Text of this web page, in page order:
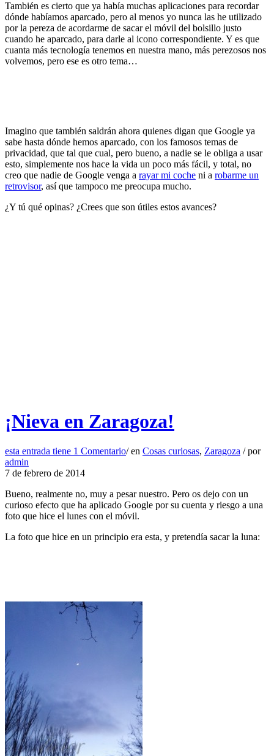
También es cierto que ya había muchas aplicaciones para recordar
dónde habíamos aparcado, pero al menos yo nunca las he utilizado
por la pereza de acordarme de sacar el móvil del bolsillo justo
cuando he aparcado, para darle al icono correspondiente. Y es que
cuanta más tecnología tenemos en nuestra mano, más perezosos nos
volvemos, pero ese es otro tema…
Imagino que también saldrán ahora quienes digan que Google ya
sabe hasta dónde hemos aparcado, con los famosos temas de
privacidad, que tal que cual, pero bueno, a nadie se le obliga a usar
esto, simplemente nos hace la vida un poco más fácil, y total, no
creo que nadie de Google venga a rayar mi coche ni a robarme un
retrovisor, así que tampoco me preocupa mucho.
¿Y tú qué opinas? ¿Crees que son útiles estos avances?
¡Nieva en Zaragoza!
esta entrada tiene 1 Comentario/ en Cosas curiosas, Zaragoza / por
admin
7 de febrero de 2014
Bueno, realmente no, muy a pesar nuestro. Pero os dejo con un
curioso efecto que ha aplicado Google por su cuenta y riesgo a una
foto que hice el lunes con el móvil.
La foto que hice en un principio era esta, y pretendía sacar la luna: